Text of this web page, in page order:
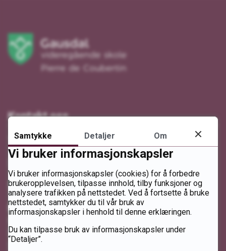
Kontakt oss
Telefon: 61 22 42 00
Send sikker digital post
Besøksadresse
2651 Østre Gausdal
Vis i kart
Samtykke Detaljer Om
Vi bruker informasjonskapsler
Vi bruker informasjonskapsler (cookies) for å forbedre
brukeropplevelsen, tilpasse innhold, tilby funksjoner og
analysere trafikken på nettstedet. Ved å fortsette å bruke
nettstedet, samtykker du til vår bruk av
informasjonskapsler i henhold til denne erklæringen.
Du kan tilpasse bruk av informasjonskapsler under
“Detaljer”.